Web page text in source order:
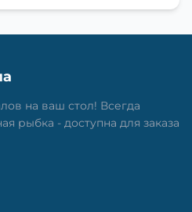
на ваш стол! Всегда
рыбка - доступна для заказа